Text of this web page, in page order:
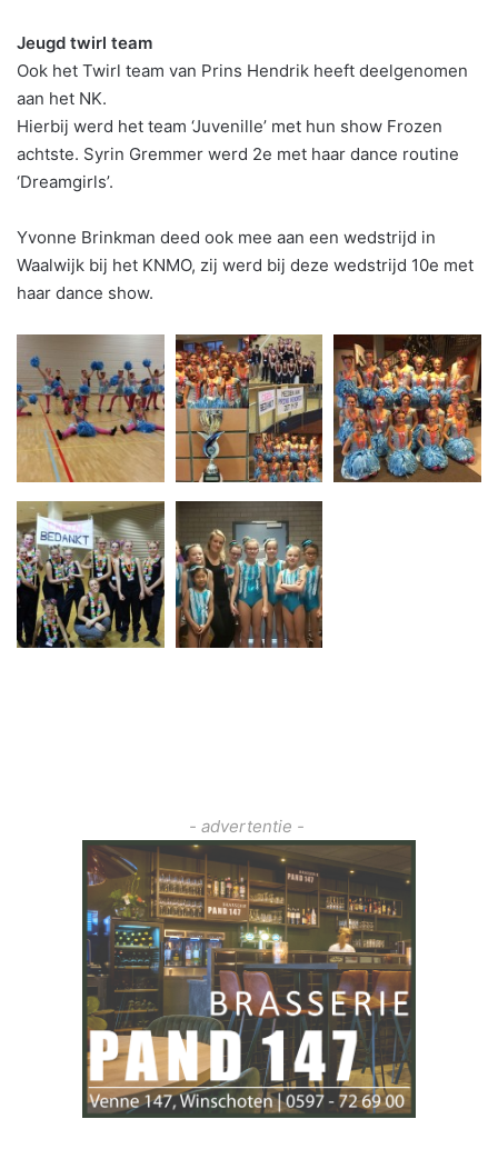
Jeugd twirl team
Ook het Twirl team van Prins Hendrik heeft deelgenomen
aan het NK.
Hierbij werd het team ‘Juvenille’ met hun show Frozen
achtste. Syrin Gremmer werd 2e met haar dance routine
‘Dreamgirls’.
Yvonne Brinkman deed ook mee aan een wedstrijd in
Waalwijk bij het KNMO, zij werd bij deze wedstrijd 10e met
haar dance show.
- advertentie -